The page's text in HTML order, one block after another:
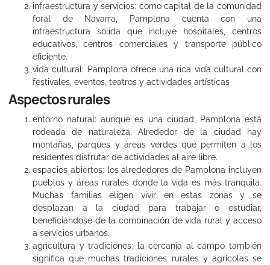
infraestructura y servicios: como capital de la comunidad
foral de Navarra, Pamplona cuenta con una
infraestructura sólida que incluye hospitales, centros
educativos, centros comerciales y transporte público
eficiente.
vida cultural: Pamplona ofrece una rica vida cultural con
festivales, eventos, teatros y actividades artísticas
Aspectos rurales
entorno natural: aunque es una ciudad, Pamplona está
rodeada de naturaleza. Alrededor de la ciudad hay
montañas, parques y áreas verdes que permiten a los
residentes disfrutar de actividades al aire libre.
espacios abiertos: los alrededores de Pamplona incluyen
pueblos y áreas rurales donde la vida es más tranquila.
Muchas familias eligen vivir en estas zonas y se
desplazan a la ciudad para trabajar o estudiar,
beneficiándose de la combinación de vida rural y acceso
a servicios urbanos.
agricultura y tradiciones: la cercanía al campo también
significa que muchas tradiciones rurales y agrícolas se